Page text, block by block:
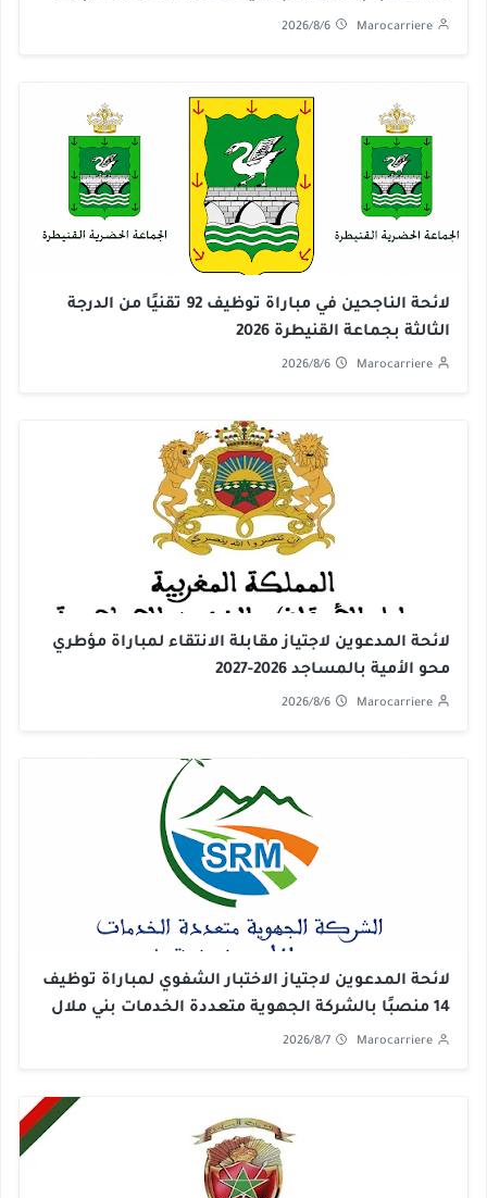
سلا القنيطرة 2026
Marocarriere
2026/8/6
لائحة الناجحين في مباراة توظيف 92 تقنيًا من الدرجة
الثالثة بجماعة القنيطرة 2026
Marocarriere
2026/8/6
لائحة المدعوين لاجتياز مقابلة الانتقاء لمباراة مؤطري
محو الأمية بالمساجد 2026-2027
Marocarriere
2026/8/6
لائحة المدعوين لاجتياز الاختبار الشفوي لمباراة توظيف
14 منصبًا بالشركة الجهوية متعددة الخدمات بني ملال
خنيفرة 2026
Marocarriere
2026/8/7